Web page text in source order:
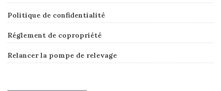
Politique de confidentialité
Réglement de copropriété
Relancer la pompe de relevage